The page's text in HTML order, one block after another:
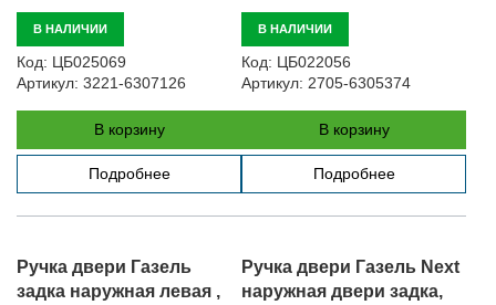
+7 (4162) 22-95-79
Сервисный центр
+7 (4162) 22–95–69
График работы: ПН-ПТ с 8.30 до 18.00 (+6 по МСК)
График работы сервис: ПН-СБ с 8.30 до 20.00
В НАЛИЧИИ
Код: ЦБ025069
Артикул: 3221-6307126
В корзину
Подробнее
В НАЛИЧИИ
Код: ЦБ022056
Артикул: 2705-6305374
В корзину
Подробнее
Ручка двери Газель
задка наружная левая ,
Ручка двери Газель Next
наружная двери задка,